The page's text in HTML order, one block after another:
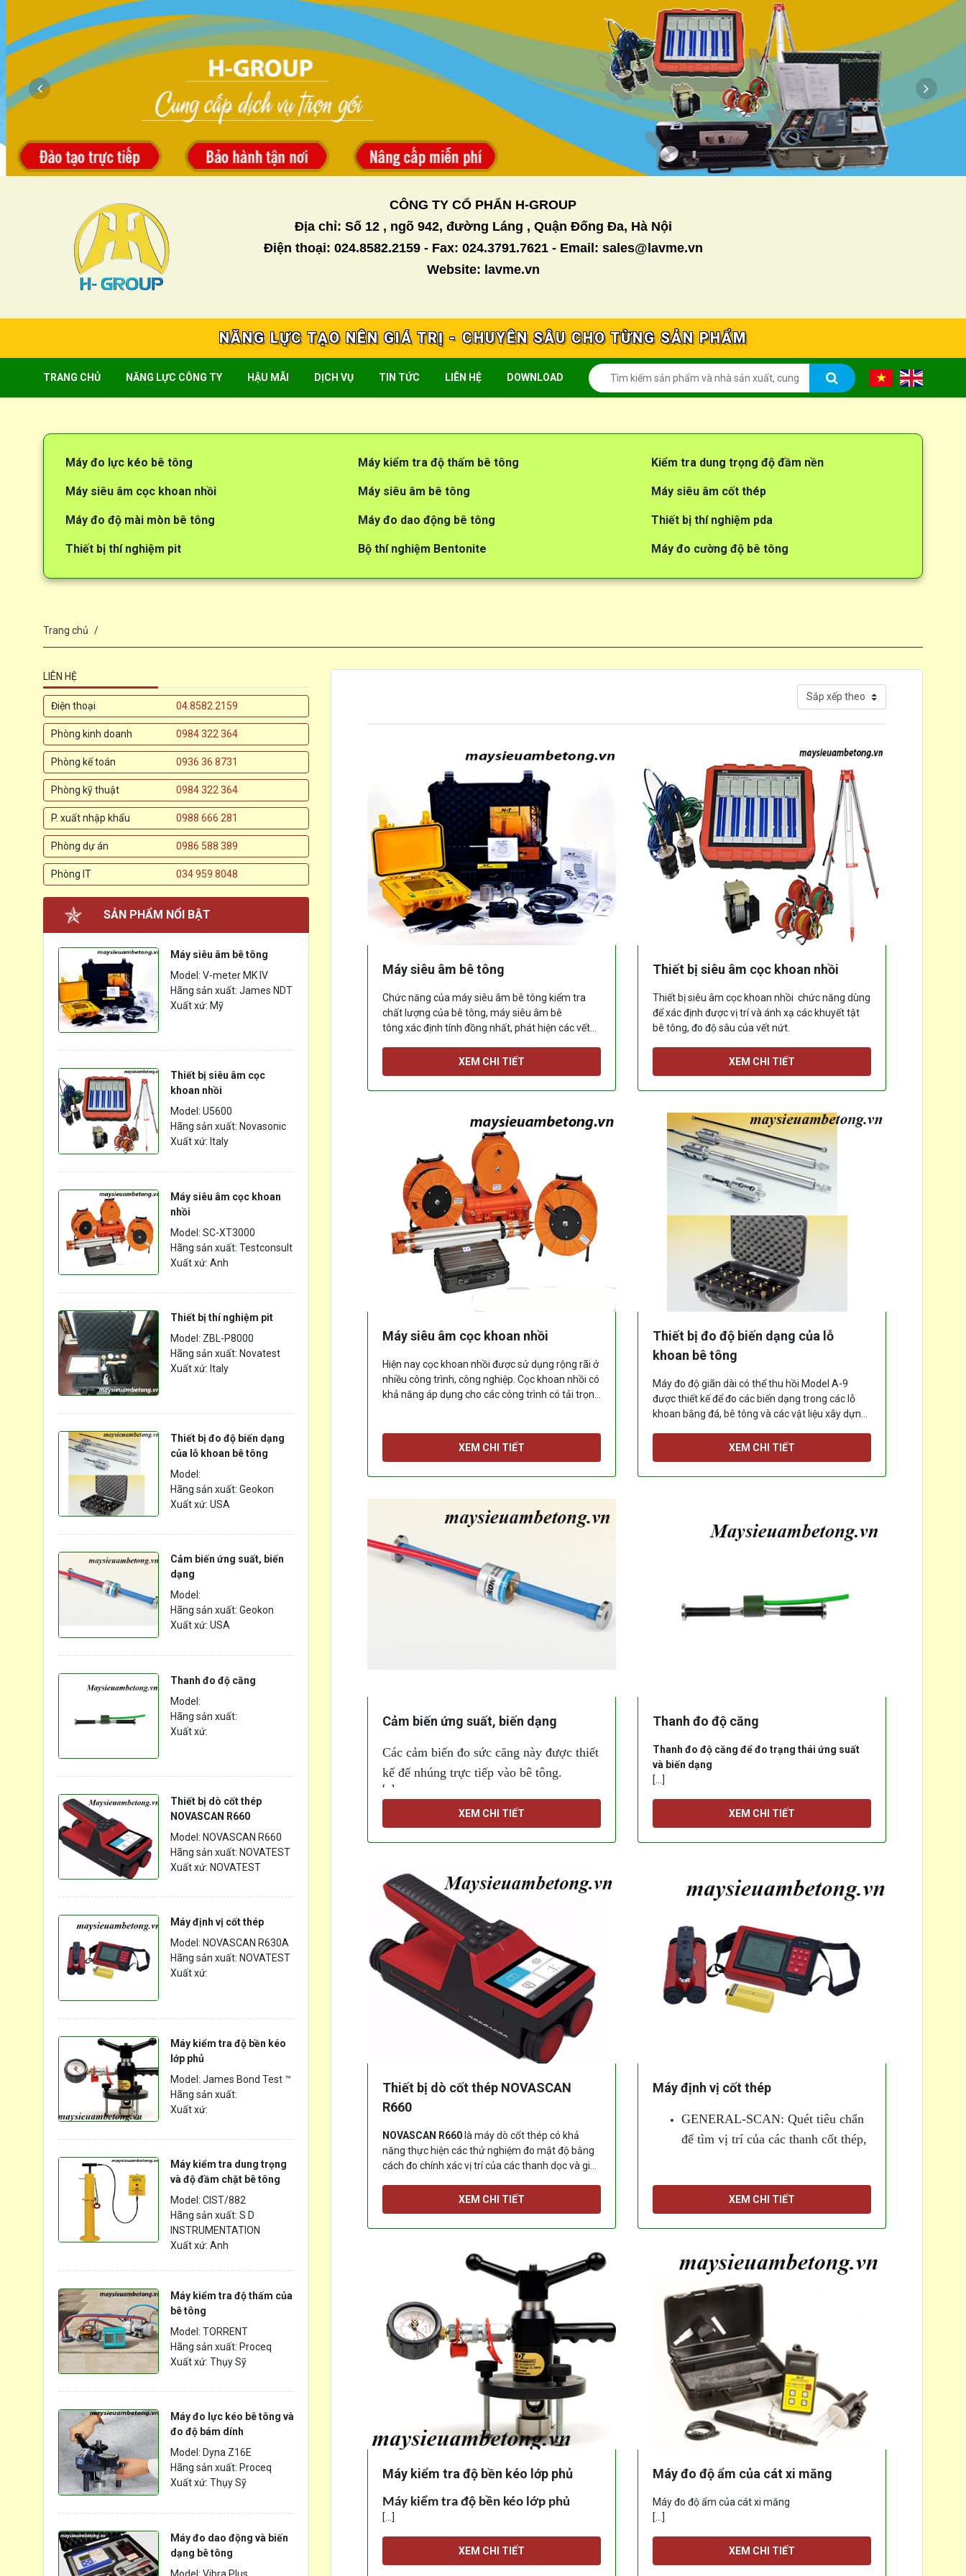
CÔNG TY CỔ PHẨN H-GROUP
Địa chỉ: Số 12 , ngõ 942, đường Láng , Quận Đống Đa, Hà Nội
Điện thoại: 024.8582.2159 - Fax: 024.3791.7621 - Email: sales@lavme.vn
Website: lavme.vn
NĂNG LỰC TẠO NÊN GIÁ TRỊ - CHUYÊN SÂU CHO TỪNG SẢN PHẨM
TRANG CHỦ NĂNG LỰC CÔNG TY HẬU MÃI DỊCH VỤ TIN TỨC LIÊN HỆ DOWNLOAD
Máy đo lực kéo bê tông Máy kiểm tra độ thấm bê tông Kiểm tra dung trọng độ đầm nền
Máy siêu âm cọc khoan nhồi Máy siêu âm bê tông Máy siêu âm cốt thép
Máy đo độ mài mòn bê tông Máy đo dao động bê tông Thiết bị thí nghiệm pda
Thiết bị thí nghiệm pit Bộ thí nghiệm Bentonite Máy đo cường độ bê tông
Trang chủ
Máy siêu âm bê tông
Chức năng của máy siêu âm bê tông kiểm tra
chất lượng của bê tông, máy siêu âm bê
tông xác định tính đồng nhất, phát hiện các vết
XEM CHI TIẾT
Thiết bị siêu âm cọc khoan nhồi
Thiết bị siêu âm cọc khoan nhồi chức năng dùng
để xác định được vị trí và ánh xạ các khuyết tật
bê tông, đo độ sâu của vết nứt.
XEM CHI TIẾT
Máy siêu âm cọc khoan nhồi
Hiện nay cọc khoan nhồi được sử dụng rộng rãi ở
nhiều công trình, công nghiệp. Cọc khoan nhồi có
khả năng áp dụng cho các công trình có tải trọng
XEM CHI TIẾT
Thiết bị đo độ biến dạng của lỗ
khoan bê tông
Máy đo độ giãn dài có thể thu hồi Model A-9
được thiết kế để đo các biến dạng trong các lỗ
khoan bằng đá, bê tông và các vật liệu xây dựng
XEM CHI TIẾT
Cảm biến ứng suất, biến dạng
Các cảm biến đo sức căng này được thiết
kế để nhúng trực tiếp vào bê tông.
[...]
XEM CHI TIẾT
Thanh đo độ căng
Thanh đo độ căng để đo trạng thái ứng suất
và biến dạng
[...]
XEM CHI TIẾT
Thiết bị dò cốt thép NOVASCAN
R660
NOVASCAN R660 là máy dò cốt thép có khả
năng thực hiện các thử nghiệm đo mật độ bằng
cách đo chính xác vị trí của các thanh dọc và giá
XEM CHI TIẾT
Máy định vị cốt thép
GENERAL-SCAN: Quét tiêu chẩn
để tìm vị trí của các thanh cốt thép,
XEM CHI TIẾT
Máy kiểm tra độ bền kéo lớp phủ
Máy kiểm tra độ bền kéo lớp phủ
[...]
XEM CHI TIẾT
Máy đo độ ẩm của cát xi măng
Máy đo độ ẩm của cát xi măng
[...]
XEM CHI TIẾT
LIÊN HỆ
Điện thoại 04.8582.2159
Phòng kinh doanh 0984 322 364
Phòng kế toán 0936 36 8731
Phòng kỹ thuật 0984 322 364
P. xuất nhập khẩu 0988 666 281
Phòng dự án 0986 588 389
Phòng IT 034 959 8048
SẢN PHẨM NỔI BẬT
Máy siêu âm bê tông
Model: V-meter MK IV
Hãng sản xuất: James NDT
Xuất xứ: Mỹ
Thiết bị siêu âm cọc
khoan nhồi
Model: U5600
Hãng sản xuất: Novasonic
Xuất xứ: Italy
Máy siêu âm cọc khoan
nhồi
Model: SC-XT3000
Hãng sản xuất: Testconsult
Xuất xứ: Anh
Thiết bị thí nghiệm pit
Model: ZBL-P8000
Hãng sản xuất: Novatest
Xuất xứ: Italy
Thiết bị đo độ biến dạng
của lỗ khoan bê tông
Model:
Hãng sản xuất: Geokon
Xuất xứ: USA
Cảm biến ứng suất, biến
dạng
Model:
Hãng sản xuất: Geokon
Xuất xứ: USA
Thanh đo độ căng
Model:
Hãng sản xuất:
Xuất xứ:
Thiết bị dò cốt thép
NOVASCAN R660
Model: NOVASCAN R660
Hãng sản xuất: NOVATEST
Xuất xứ: NOVATEST
Máy định vị cốt thép
Model: NOVASCAN R630A
Hãng sản xuất: NOVATEST
Xuất xứ:
Máy kiểm tra độ bền kéo
lớp phủ
Model: James Bond Test ™
Hãng sản xuất:
Xuất xứ:
Máy kiểm tra dung trọng
và độ đầm chặt bê tông
Model: CIST/882
Hãng sản xuất: S D
INSTRUMENTATION
Xuất xứ: Anh
Máy kiểm tra độ thấm của
bê tông
Model: TORRENT
Hãng sản xuất: Proceq
Xuất xứ: Thụy Sỹ
Máy đo lực kéo bê tông và
đo độ bám dính
Model: Dyna Z16E
Hãng sản xuất: Proceq
Xuất xứ: Thụy Sỹ
Máy đo dao động và biến
dạng bê tông
Model: Vibra Plus